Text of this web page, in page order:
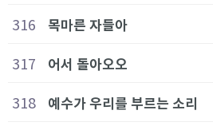
316 목마른 자들아
317 어서 돌아오오
318 예수가 우리를 부르는 소리